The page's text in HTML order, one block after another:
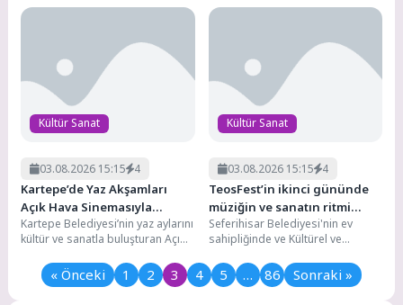
kazananlara yönelik düzenlenen
ödüllü resim, şiir ve kompozisyon
Kültür Sanat
03.08.2026 15:15 4
Kartepe’de Yaz Akşamları
Açık Hava Sinemasıyla
Renkleniyor
Kartepe Belediyesi’nin yaz aylarını
kültür ve sanatla buluşturan Açık
farklı...
Kültür Sanat
03.08.2026 15:15 4
TeosFest’in ikinci gününde
müziğin ve sanatın ritmi
düşmedi
Seferihisar Belediyesi'nin ev
sahipliğinde ve Kültürel ve
(KültürEkoloji) koordinasyonunda
düzenlenen TeosFest...
« Önceki 1 2 3 4 5 … 86 Sonraki »